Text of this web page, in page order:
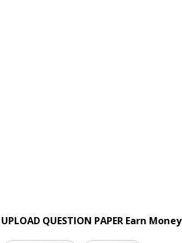
UPLOAD QUESTION PAPER Earn Money